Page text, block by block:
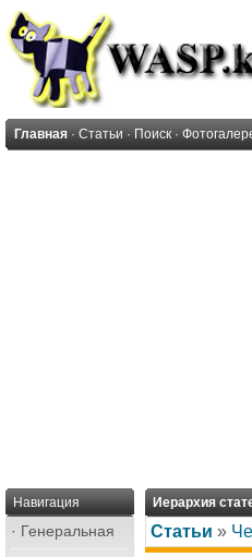
Главная · Статьи · Поиск ·
Навигация
· Генеральная
Иерархия
Статьи »